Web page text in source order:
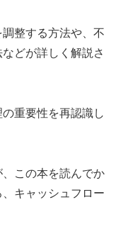
整する方法や、不
どが詳しく解説さ
重要性を再認識し
この本を読んでか
キャッシュフロー